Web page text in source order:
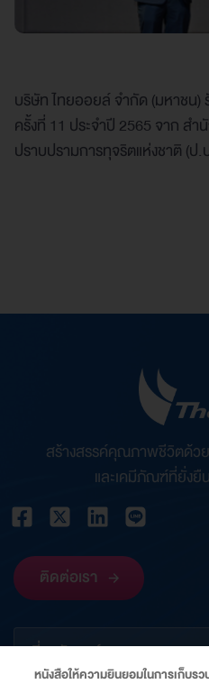
บริษัท ไทยออยล์ จำกัด (มหาชน)
ครั้งที่ 11 ประจำปี 2565 จาก ส
ปราบปรามการทุจริตแห่งชาติ (ป.
สร้างสรรค์คุณภาพชีวิตด้ว
และเคมีภัณฑ์ที่ยั่งยืน
ติดต่อเรา
เกี่ยวกับองค์กร
หนังสือให้ความยินยอมในการเก็บร